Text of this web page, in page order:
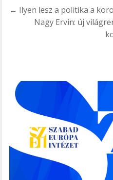
Bejegyzés
navigáció
← Ilyen lesz a politika a
Nagy Ervin: új